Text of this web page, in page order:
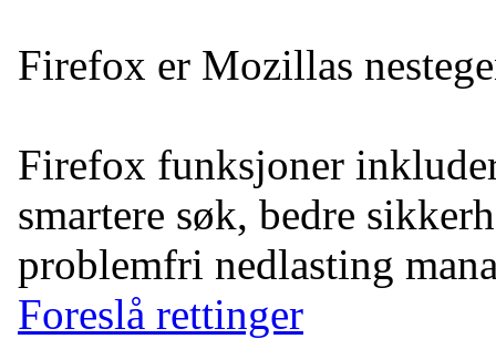
Firefox er Mozillas
Firefox funksjoner
smartere søk, bedre
problemfri nedlasting
Foreslå rettinger